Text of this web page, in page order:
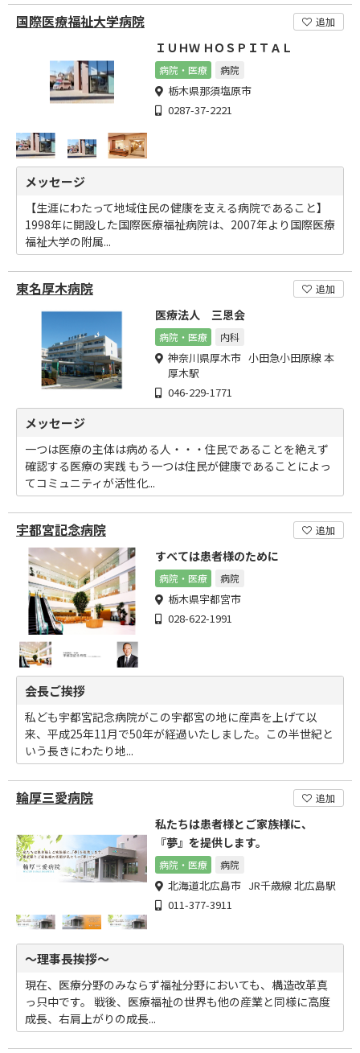
国際医療福祉大学病院 追加
ＩＵＨＷ ＨＯＳＰＩＴＡＬ
病院・医療 病院
栃木県那須塩原市
0287-37-2221
メッセージ
【生涯にわたって地域住民の健康を支える病院であること】
1998年に開設した国際医療福祉病院は、2007年より国際医療
福祉大学の附属...
東名厚木病院 追加
医療法人 三恩会
病院・医療 内科
神奈川県厚木市 小田急小田原線 本
厚木駅
046-229-1771
メッセージ
一つは医療の主体は病める人・・・住民であることを絶えず
確認する医療の実践 もう一つは住民が健康であることによっ
てコミュニティが活性化...
宇都宮記念病院 追加
すべては患者様のために
病院・医療 病院
栃木県宇都宮市
028-622-1991
会長ご挨拶
私ども宇都宮記念病院がこの宇都宮の地に産声を上げて以
来、平成25年11月で50年が経過いたしました。この半世紀と
いう長きにわたり地...
輪厚三愛病院 追加
私たちは患者様とご家族様に、
『夢』を提供します。
病院・医療 病院
北海道北広島市 JR千歳線 北広島駅
011-377-3911
～理事長挨拶～
現在、医療分野のみならず福祉分野においても、構造改革真
っ只中です。 戦後、医療福祉の世界も他の産業と同様に高度
成長、右肩上がりの成長...